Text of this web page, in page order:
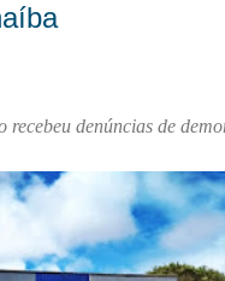
recebeu denúncias de